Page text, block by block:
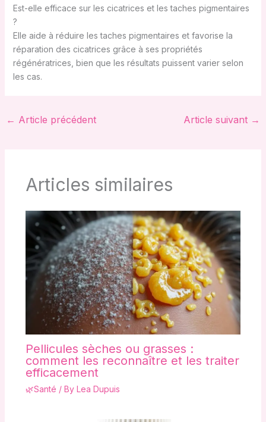
Est-elle efficace sur les cicatrices et les taches pigmentaires
?
Elle aide à réduire les taches pigmentaires et favorise la
réparation des cicatrices grâce à ses propriétés
régénératrices, bien que les résultats puissent varier selon
les cas.
← Article précédent Article suivant →
Articles similaires
Pellicules sèches ou grasses :
comment les reconnaître et les traiter
efficacement
🌿Santé / By Lea Dupuis